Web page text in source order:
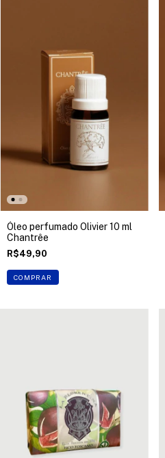
Óleo perfumado Olivier 10 ml
Chantrêe
R$49,90
COMPRAR